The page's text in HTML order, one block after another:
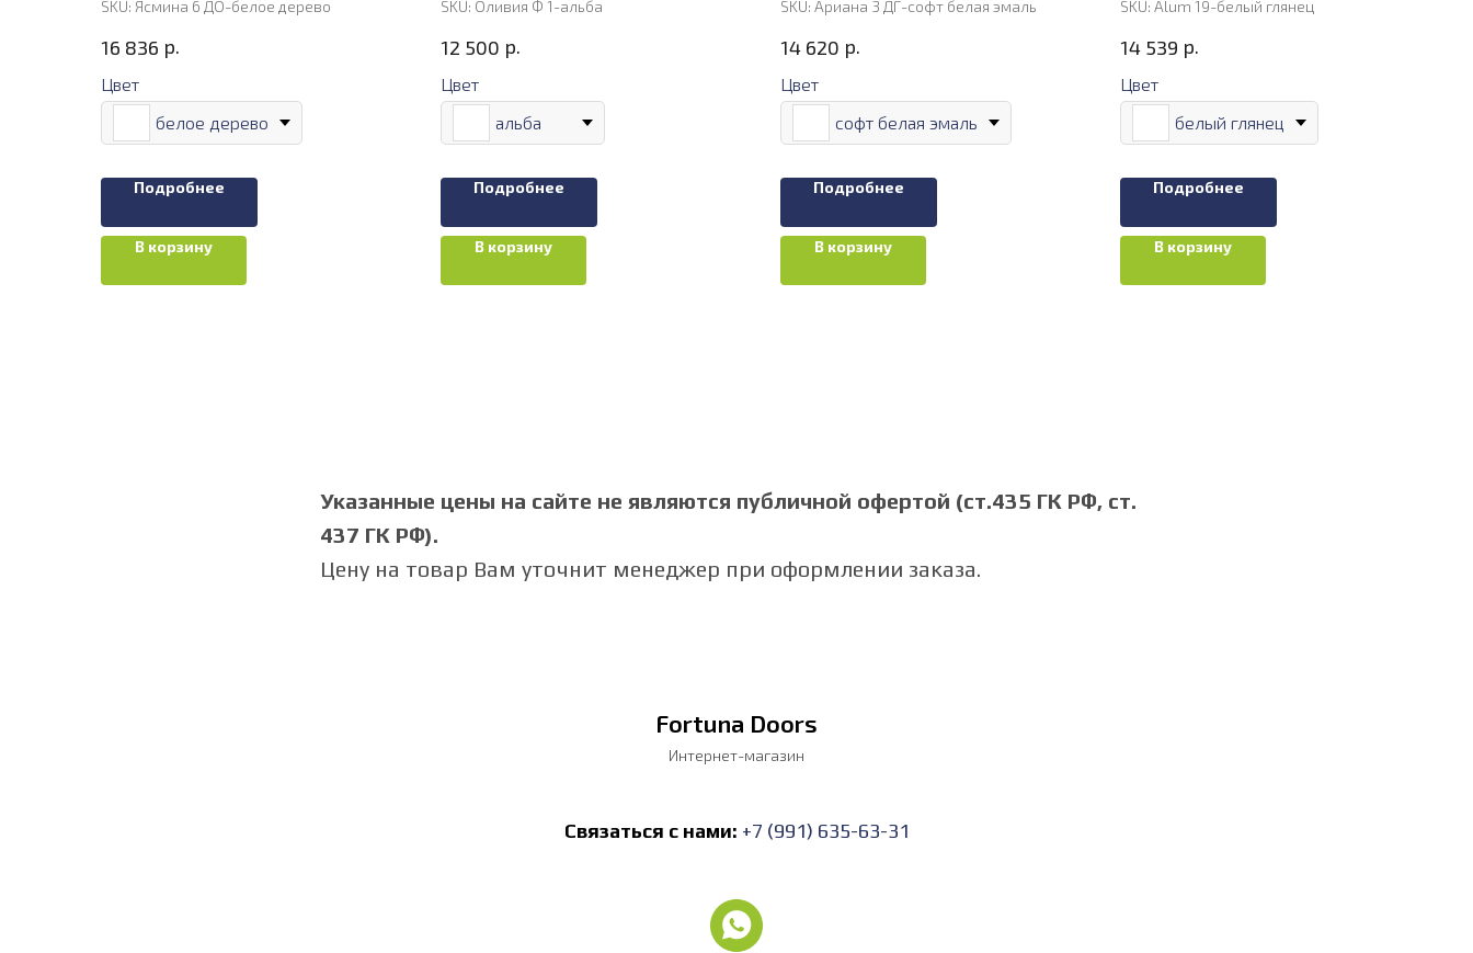
SKU: Ясмина 6 ДО-белое дерево
16 836 р.
Цвет
белое дерево
Подробнее
В корзину
SKU: Оливия Ф 1-альба
12 500 р.
Цвет
альба
Подробнее
В корзину
SKU: Ариана 3 ДГ-софт белая эмаль
14 620 р.
Цвет
софт белая эмаль
Подробнее
В корзину
SKU: Alum 19-белый глянец
14 539 р.
Цвет
белый глянец
Подробнее
В корзину
Указанные цены на сайте не являются публичной офертой (ст.435 ГК РФ, cт.
437 ГК РФ).
Цену на товар Вам уточнит менеджер при оформлении заказа.
Fortuna Doors
Интернет-магазин
Связаться с нами: +7 (991) 635-63-31